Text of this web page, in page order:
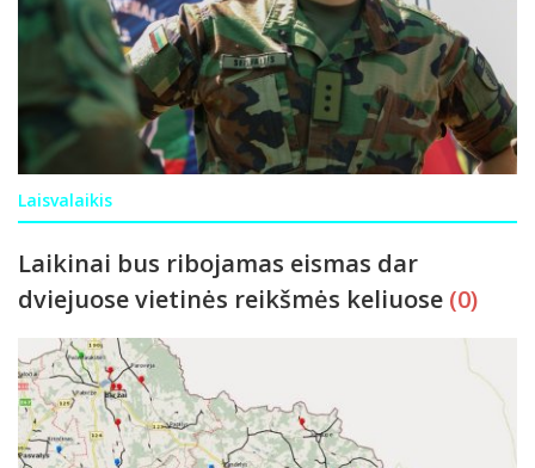
Laisvalaikis
Laikinai bus ribojamas eismas dar
dviejuose vietinės reikšmės keliuose (0)